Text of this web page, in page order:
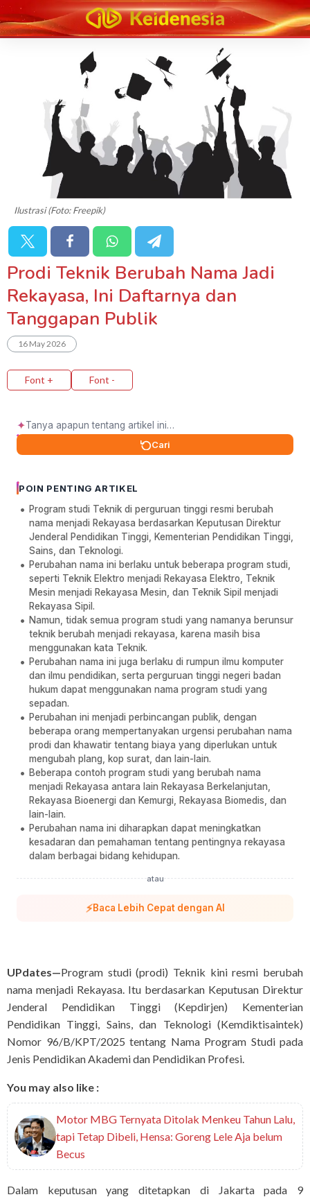
Ilustrasi (Foto: Freepik)
Prodi Teknik Berubah Nama Jadi
Rekayasa, Ini Daftarnya dan
Tanggapan Publik
16 May 2026
Font + Font -
✦
Cari
POIN PENTING ARTIKEL
Program studi Teknik di perguruan tinggi resmi berubah
nama menjadi Rekayasa berdasarkan Keputusan Direktur
Jenderal Pendidikan Tinggi, Kementerian Pendidikan Tinggi,
Sains, dan Teknologi.
Perubahan nama ini berlaku untuk beberapa program studi,
seperti Teknik Elektro menjadi Rekayasa Elektro, Teknik
Mesin menjadi Rekayasa Mesin, dan Teknik Sipil menjadi
Rekayasa Sipil.
Namun, tidak semua program studi yang namanya berunsur
teknik berubah menjadi rekayasa, karena masih bisa
menggunakan kata Teknik.
Perubahan nama ini juga berlaku di rumpun ilmu komputer
dan ilmu pendidikan, serta perguruan tinggi negeri badan
hukum dapat menggunakan nama program studi yang
sepadan.
Perubahan ini menjadi perbincangan publik, dengan
beberapa orang mempertanyakan urgensi perubahan nama
prodi dan khawatir tentang biaya yang diperlukan untuk
mengubah plang, kop surat, dan lain-lain.
Beberapa contoh program studi yang berubah nama
menjadi Rekayasa antara lain Rekayasa Berkelanjutan,
Rekayasa Bioenergi dan Kemurgi, Rekayasa Biomedis, dan
lain-lain.
Perubahan nama ini diharapkan dapat meningkatkan
kesadaran dan pemahaman tentang pentingnya rekayasa
dalam berbagai bidang kehidupan.
atau
⚡Baca Lebih Cepat dengan AI
UPdates—Program studi (prodi) Teknik kini resmi berubah
nama menjadi Rekayasa. Itu berdasarkan Keputusan Direktur
Jenderal Pendidikan Tinggi (Kepdirjen) Kementerian
Pendidikan Tinggi, Sains, dan Teknologi (Kemdiktisaintek)
Nomor 96/B/KPT/2025 tentang Nama Program Studi pada
Jenis Pendidikan Akademi dan Pendidikan Profesi.
You may also like :
Motor MBG Ternyata Ditolak Menkeu Tahun Lalu,
tapi Tetap Dibeli, Hensa: Goreng Lele Aja belum
Becus
Dalam keputusan yang ditetapkan di Jakarta pada 9